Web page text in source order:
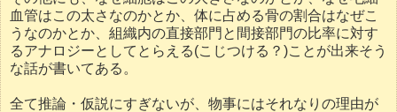
血管はこの太さなのかとか、体に占める骨の割合はなぜこ
うなのかとか、組織内の直接部門と間接部門の比率に対す
るアナロジーとしてとらえる(こじつける？)ことが出来そう
な話が書いてある。
全て推論・仮説にすぎないが、物事にはそれなりの理由が